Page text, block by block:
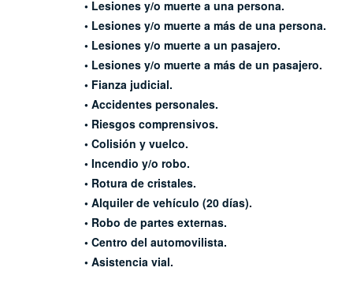
• Lesiones y/o muerte a una persona.
• Lesiones y/o muerte a más de una persona.
• Lesiones y/o muerte a un pasajero.
• Lesiones y/o muerte a más de un pasajero.
• Fianza judicial.
• Accidentes personales.
• Riesgos comprensivos.
• Colisión y vuelco.
• Incendio y/o robo.
• Rotura de cristales.
• Alquiler de vehículo (20 días).
• Robo de partes externas.
• Centro del automovilista.
• Asistencia vial.